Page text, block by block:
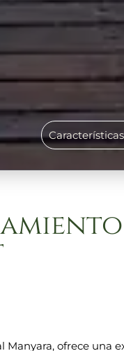
Características
Manyara, ofrece una